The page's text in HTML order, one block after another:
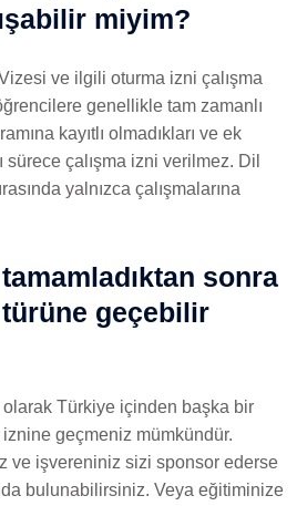
miyim?
ve ilgili oturma izni çalışma
genellikle tam zamanlı
kayıtlı olmadıkları ve ek
sürece çalışma izni verilmez. Dil
yalnızca çalışmalarına
sonra
geçebilir
olarak Türkiye içinden başka bir
geçmeniz mümkündür.
ve işvereniniz sizi sponsor ederse
bulunabilirsiniz. Veya eğitiminize